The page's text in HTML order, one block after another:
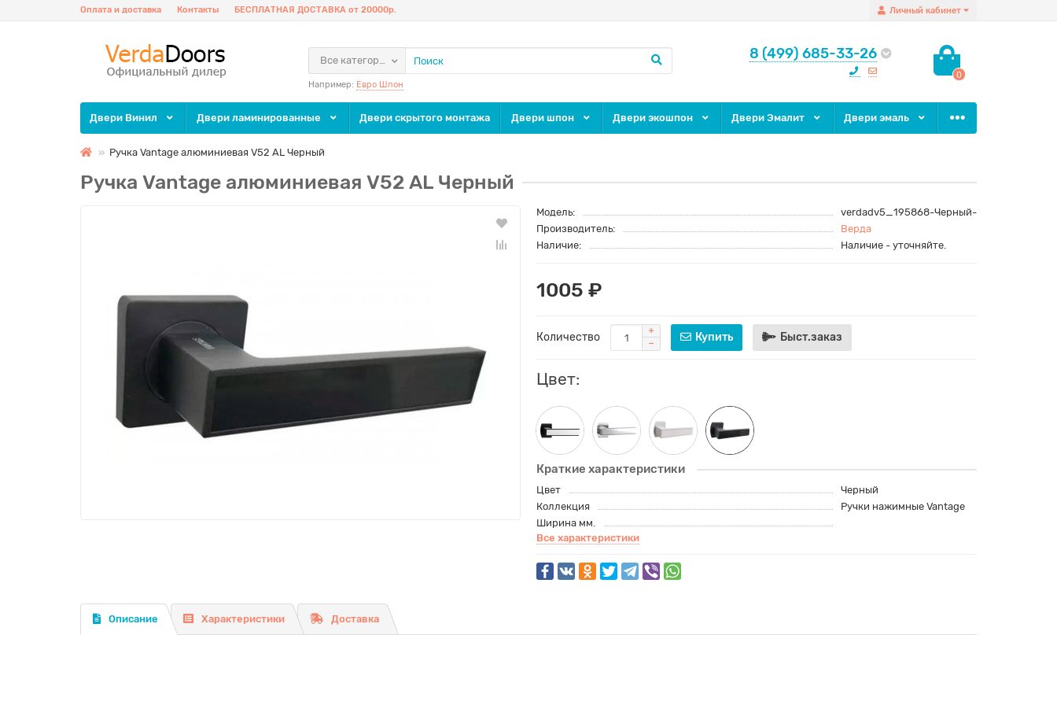
Личный кабинет
Оплата и доставка Контакты БЕСПЛАТНАЯ ДОСТАВКА от 20000р.
8 (499) 685-33-26
0
Все категории
Например: Евро Шпон
Двери Винил Двери ламинированные Двери скрытого монтажа Двери шпон Двери экошпон Двери Эмалит Двери эмаль
Ручка Vantage алюминиевая V52 AL Черный
Ручка Vantage алюминиевая V52 AL Черный
Модель:
verdadv5_195868-Черный-
Производитель:
Верда
Наличие:
Наличие - уточняйте.
1005 ₽
Количество Купить Быст.заказ
Цвет:
Краткие характеристики
Цвет
Черный
Коллекция
Ручки нажимные Vantage
Ширина мм.
Все характеристики
Описание Характеристики Доставка